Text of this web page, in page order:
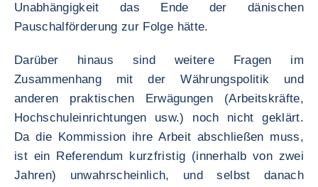
Unabhängigkeit das Ende der dänischen
Pauschalförderung zur Folge hätte.
Darüber hinaus sind weitere Fragen im
Zusammenhang mit der Währungspolitik und
anderen praktischen Erwägungen (Arbeitskräfte,
Hochschuleinrichtungen usw.) noch nicht geklärt.
Da die Kommission ihre Arbeit abschließen muss,
ist ein Referendum kurzfristig (innerhalb von zwei
Jahren) unwahrscheinlich, und selbst danach